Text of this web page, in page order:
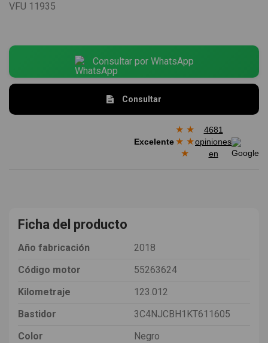
VFU 11935
Consultar por WhatsApp
Consultar
Excelente
★ ★
★ ★
★
4681
opiniones
en
Ficha del producto
Año fabricación
2018
Código motor
55263624
Kilometraje
123.012
Bastidor
3C4NJCBH1KT611605
Color
Negro